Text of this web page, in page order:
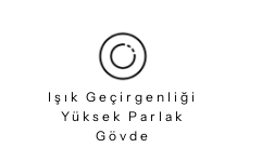
Işık Geçirgenliği
Yüksek Parlak
Gövde